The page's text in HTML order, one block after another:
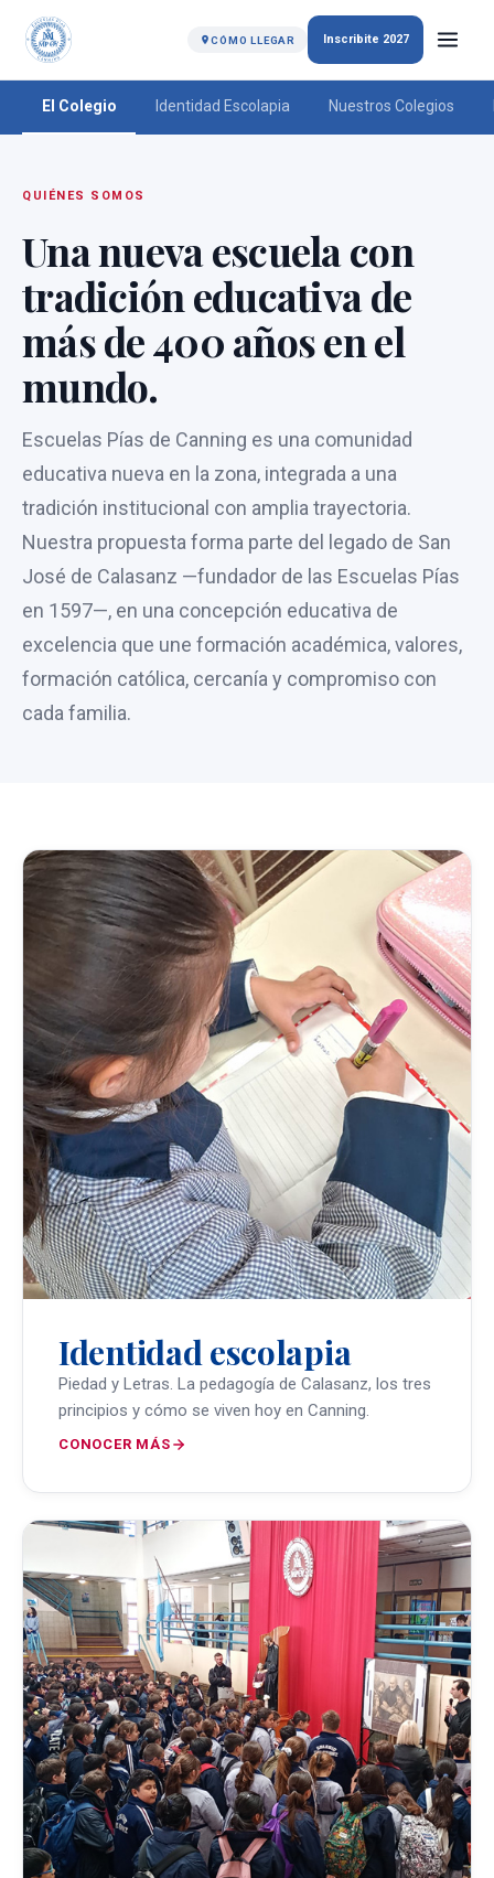
CÓMO LLEGAR Inscribite 2027
El Colegio Identidad Escolapia Nuestros Colegios
QUIÉNES SOMOS
Una nueva escuela con
tradición educativa de
más de 400 años en el
mundo.
Escuelas Pías de Canning es una comunidad
educativa nueva en la zona, integrada a una
tradición institucional con amplia trayectoria.
Nuestra propuesta forma parte del legado de San
José de Calasanz —fundador de las Escuelas Pías
en 1597—, en una concepción educativa de
excelencia que une formación académica, valores,
formación católica, cercanía y compromiso con
cada familia.
Identidad escolapia
Piedad y Letras. La pedagogía de Calasanz, los tres
principios y cómo se viven hoy en Canning.
CONOCER MÁS